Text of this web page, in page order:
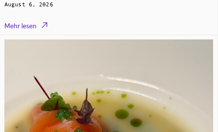
August 6, 2026
Mehr lesen 